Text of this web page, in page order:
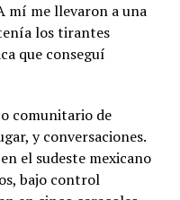
mí me llevaron a una
los tirantes
que conseguí
comunitario de
y conversaciones.
el sudeste mexicano
bajo control